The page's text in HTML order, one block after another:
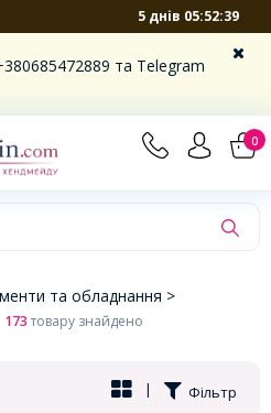
5 днів 05:52:38
та Telegram
0
×
та обладнання >
173товару знайдено
Фільтр
|